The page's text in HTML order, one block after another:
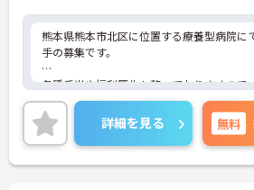
熊本県熊本市北区に位置する療養型病院に
手の募集です。
各種手当や福利厚生も整っておりますので
てご就業いただけます！
ご興味のある方には、面接対策ポイントな
に詳細をお話しいたしますので、お気軽に
ださい。
詳細を見る 無料